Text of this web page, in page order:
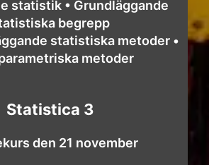
statistik • Grundläggande
begrepp
statistiska metoder •
metoder
Statistica 3
den 21 november